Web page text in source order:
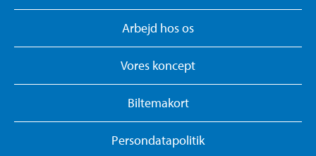
Arbejd hos os
Vores koncept
Biltemakort
Persondatapolitik